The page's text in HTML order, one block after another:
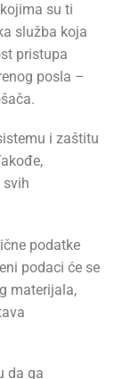
su ti
služba koja
pristupa
posla –
i zaštitu
podatke
podaci će se
materijala,
da ga